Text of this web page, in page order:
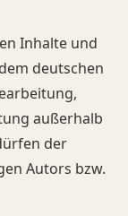
Inhalte und
deutschen
außerhalb
der
Autors bzw.